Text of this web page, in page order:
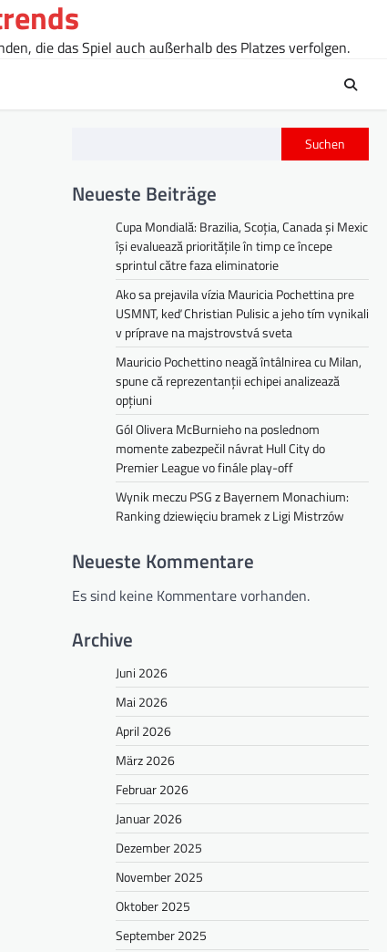
die das Spiel auch außerhalb des Platzes verfolgen.
Suchen
Neueste Beiträge
Cupa Mondială: Brazilia, Scoția, Canada și Mexic
își evaluează prioritățile în timp ce începe
sprintul către faza eliminatorie
Ako sa prejavila vízia Mauricia Pochettina pre
USMNT, keď Christian Pulisic a jeho tím vynikali
v príprave na majstrovstvá sveta
Mauricio Pochettino neagă întâlnirea cu Milan,
spune că reprezentanții echipei analizează
opțiuni
Gól Olivera McBurnieho na poslednom
momente zabezpečil návrat Hull City do
Premier League vo finále play-off
Wynik meczu PSG z Bayernem Monachium:
Ranking dziewięciu bramek z Ligi Mistrzów
Neueste Kommentare
Es sind keine Kommentare vorhanden.
Archive
Juni 2026
Mai 2026
April 2026
März 2026
Februar 2026
Januar 2026
Dezember 2025
November 2025
Oktober 2025
September 2025